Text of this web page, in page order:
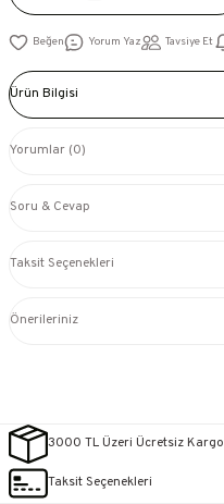
Yorum Yaz Tavsiye Et
Ürün Bilgisi
Yorumlar (0)
Soru & Cevap
Taksit Seçenekleri
Önerileriniz
3000 TL Üzeri Ücretsiz Kargo
Taksit Seçenekleri